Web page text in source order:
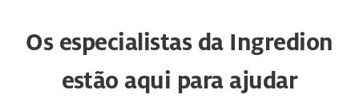
Os especialistas da Ingredion
estão aqui para ajudar